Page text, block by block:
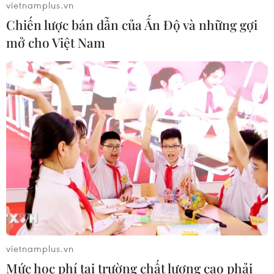
CƠ QUAN CHỦ QUẢN: THÔNG TẤN XÃ VIỆT NAM
Tổng Biên tập: TRẦN TIẾN DUẨN
Phó Tổng Biên tập: NGUYỄN THỊ TÁM, KHÚC THANH
THỦY
Sở hữu trí tuệ
Quy định sử dụng
Hỗ trợ
Ngôn ngữ
TTXVN
Dịch vụ tin
Quảng cáo
Liên hệ
vietnamplus.vn
Chiến lược bán dẫn của Ấn Độ và những gợi
mở cho Việt Nam
vietnamplus.vn
Mức học phí tại trường chất lượng cao phải